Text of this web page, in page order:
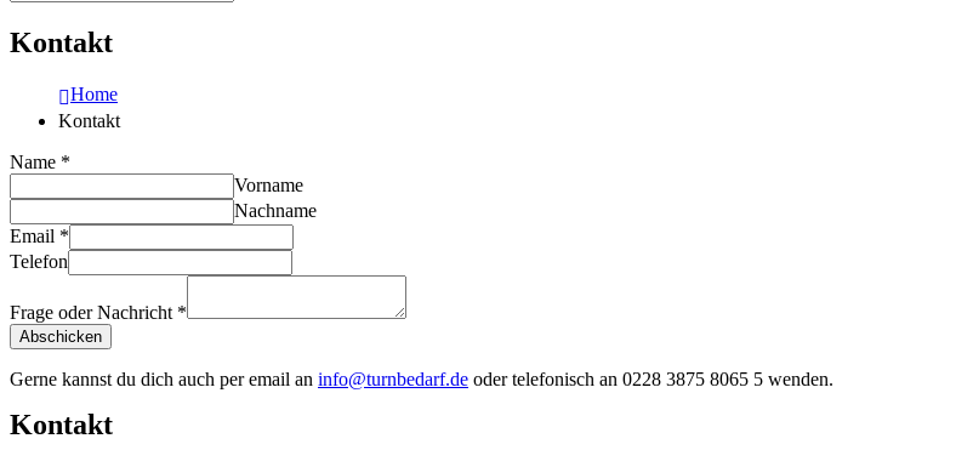
Kontakt
Home
Kontakt
Name *
Vorname
Nachname
Email *
Telefon
Frage oder Nachricht *
Abschicken
Gerne kannst du dich auch per email an info@turnbedarf.de oder telefonisch an 0228 3875 8065 5 wenden.
Kontakt